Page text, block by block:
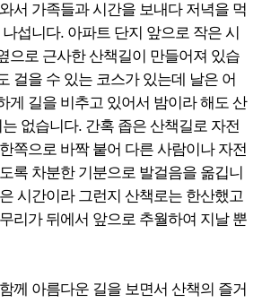
서 가족들과 시간을 보내다 저녁을 먹
섭니다. 아파트 단지 앞으로 작은 시
으로 근사한 산책길이 만들어져 있습
걸을 수 있는 코스가 있는데 날은 어
게 길을 비추고 있어서 밤이라 해도 산
없습니다. 간혹 좁은 산책길로 자전
쪽으로 바짝 붙어 다른 사람이나 자전
록 차분한 기분으로 발걸음을 옮깁니
시간이라 그런지 산책로는 한산했고
리가 뒤에서 앞으로 추월하여 지날 뿐
께 아름다운 길을 보면서 산책의 즐거